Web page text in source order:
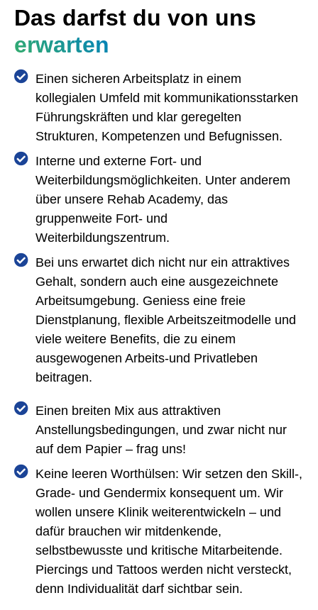
Das darfst du von uns
erwarten
Einen sicheren Arbeitsplatz in einem
kollegialen Umfeld mit kommunikationsstarken
Führungskräften und klar geregelten
Strukturen, Kompetenzen und Befugnissen.
Interne und externe Fort- und
Weiterbildungsmöglichkeiten. Unter anderem
über unsere Rehab Academy, das
gruppenweite Fort- und
Weiterbildungszentrum.
Bei uns erwartet dich nicht nur ein attraktives
Gehalt, sondern auch eine ausgezeichnete
Arbeitsumgebung. Geniess eine freie
Dienstplanung, flexible Arbeitszeitmodelle und
viele weitere Benefits, die zu einem
ausgewogenen Arbeits-und Privatleben
beitragen.
Einen breiten Mix aus attraktiven
Anstellungsbedingungen, und zwar nicht nur
auf dem Papier – frag uns!
Keine leeren Worthülsen: Wir setzen den Skill-,
Grade- und Gendermix konsequent um. Wir
wollen unsere Klinik weiterentwickeln – und
dafür brauchen wir mitdenkende,
selbstbewusste und kritische Mitarbeitende.
Piercings und Tattoos werden nicht versteckt,
denn Individualität darf sichtbar sein.